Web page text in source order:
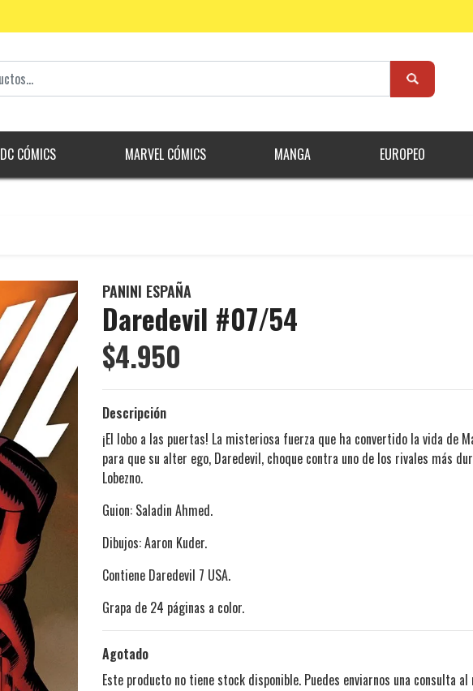
DC CÓMICS MARVEL CÓMICS MANGA EUROPEO
PANINI ESPAÑA
Daredevil #07/54
$4.950
Descripción
¡El lobo a las puertas! La misteriosa fuerza que ha convertido la vida de
para que su alter ego, Daredevil, choque contra uno de los rivales más
Lobezno.
Guion: Saladin Ahmed.
Dibujos: Aaron Kuder.
Contiene Daredevil 7 USA.
Grapa de 24 páginas a color.
Agotado
Este producto no tiene stock disponible. Puedes enviarnos una consulta